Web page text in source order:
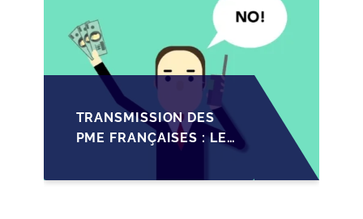
TRANSMISSION DES
PME FRANÇAISES : LES
PACTE DUTREIL